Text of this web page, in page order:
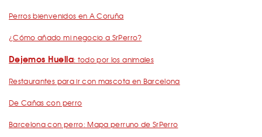
Perros bienvenidos en A Coruña
¿Cómo añado mi negocio a SrPerro?
Dejemos Huella: todo por los animales
Restaurantes para ir con mascota en Barcelona
De Cañas con perro
Barcelona con perro: Mapa perruno de SrPerro